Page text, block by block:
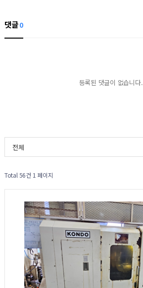
댓글0
등록된 댓글이 없습니다.
전체
Total 56건 1 페이지